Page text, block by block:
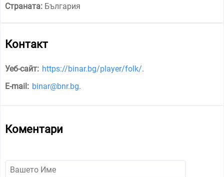
Страната: България
Контакт
Уеб-сайт: https://binar.bg/player/folk/.
E-mail: binar@bnr.bg.
Коментари